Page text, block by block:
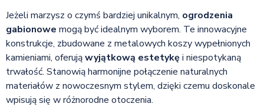
Jeżeli marzysz o czymś bardziej unikalnym, ogrodzenia
gabionowe mogą być idealnym wyborem. Te innowacyjne
konstrukcje, zbudowane z metalowych koszy wypełnionych
kamieniami, oferująwyjątkową estetykę i niespotykaną
trwałość. Stanowią harmonijne połączenie naturalnych
materiałów z nowoczesnym stylem, dzięki czemu doskonale
wpisują się w różnorodne otoczenia.